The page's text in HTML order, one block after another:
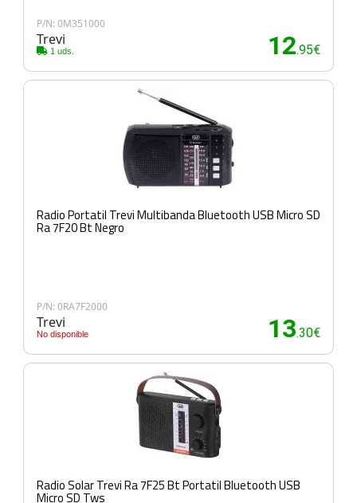
P/N: 0M351000
Trevi
1 uds. 12.95€
Radio Portatil Trevi Multibanda Bluetooth USB Micro SD
Ra 7F20 Bt Negro
P/N: 0RA7F2000
Trevi
No disponible 13.30€
Radio Solar Trevi Ra 7F25 Bt Portatil Bluetooth USB
Micro SD Tws